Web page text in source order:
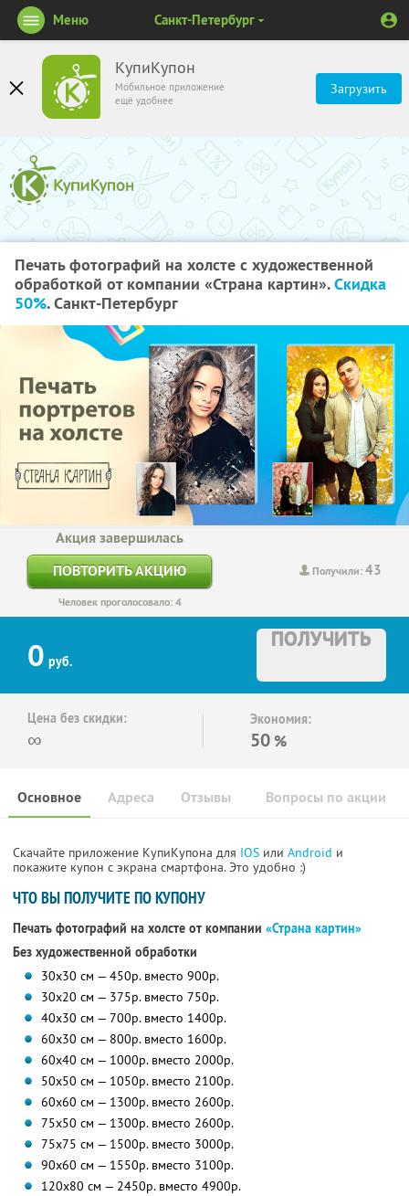
КупиКупон
Мобильное приложение
ещё удобнее
Загрузить
Меню Санкт-Петербург
Печать фотографий на холсте с художественной
обработкой от компании «Страна картин».Скидка
50%. Санкт-Петербург
Получили:43
Акция завершилась
ПОВТОРИТЬ АКЦИЮ
Человек проголосовало: 4
0 руб.
ПОЛУЧИТЬ
Цена без скидки:
∞
Экономия:
50 %
Основное Отзывы Вопросы по акции
Адреса
Скачайте приложение КупиКупона для IOS или Android и
покажите купон с экрана смартфона. Это удобно :)
ЧТО ВЫ ПОЛУЧИТЕ ПО КУПОНУ
Печать фотографий на холсте от компании «Страна картин»
Без художественной обработки
30х30 см — 450р. вместо 900р.
30х20 см — 375р. вместо 750р.
40х30 см — 700р. вместо 1400р.
60х30 см — 800р. вместо 1600р.
60х40 см — 1000р. вместо 2000р.
50х50 см — 1050р. вместо 2100р.
60х60 см — 1300р. вместо 2600р.
75х50 см — 1300р. вместо 2600р.
75х75 см — 1500р. вместо 3000р.
90х60 см — 1550р. вместо 3100р.
120х80 см — 2450р. вместо 4900р.